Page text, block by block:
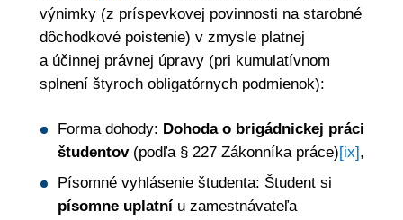
výnimky (z príspevkovej povinnosti na starobné
dôchodkové poistenie) v zmysle platnej
a účinnej právnej úpravy (pri kumulatívnom
splnení štyroch obligatórnych podmienok):
Forma dohody: Dohoda o brigádnickej práci
študentov (podľa § 227 Zákonníka práce)[ix],
Písomné vyhlásenie študenta: Študent si
písomne uplatníu zamestnávateľa